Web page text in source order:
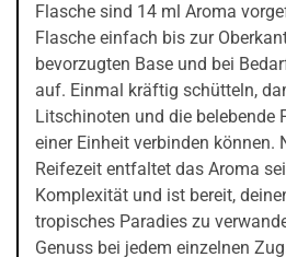
Flasche sind 14 ml Aroma
Flasche einfach bis zur
bevorzugten Base und bei
auf. Einmal kräftig schütteln,
Litschinoten und die belebende
einer Einheit verbinden können.
Reifezeit entfaltet das Aroma
Komplexität und ist bereit,
tropisches Paradies zu
Genuss bei jedem einzelnen